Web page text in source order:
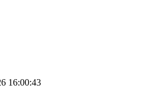
16:00:43